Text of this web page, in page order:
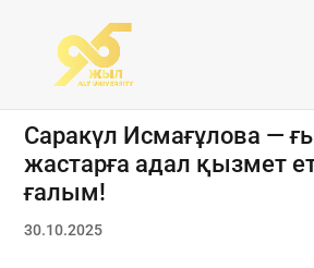
Саракүл Исмағұлова —
жастарға адал қызмет
ғалым!
30.10.2025